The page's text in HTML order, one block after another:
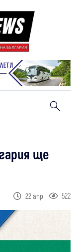
ще
22 апр 522